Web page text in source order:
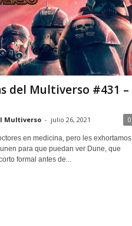
del Multiverso #431 –
Multiverso - julio 26, 2021 0
en medicina, pero les exhortamos
para que puedan ver Dune, que
formal antes de...